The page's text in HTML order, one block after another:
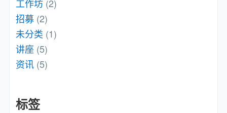
工作坊 (2)
招募 (2)
未分类 (1)
讲座 (5)
资讯 (5)
标签